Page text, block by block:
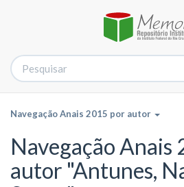
Navegação Anais 2015 por autor
Navegação Anais
autor "Antunes,